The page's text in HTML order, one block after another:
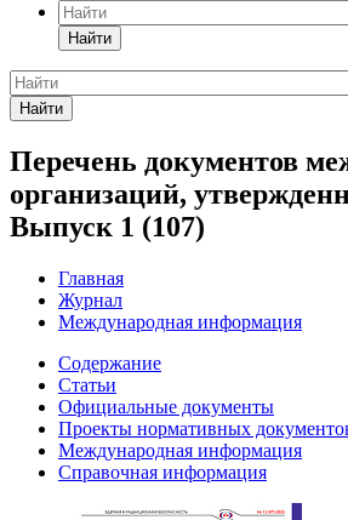
Найти
Найти
Перечень документов
организаций,
Выпуск 1 (107)
Главная
Журнал
Международная информация
Содержание
Статьи
Официальные документы
Проекты нормативных
Международная информация
Справочная информация